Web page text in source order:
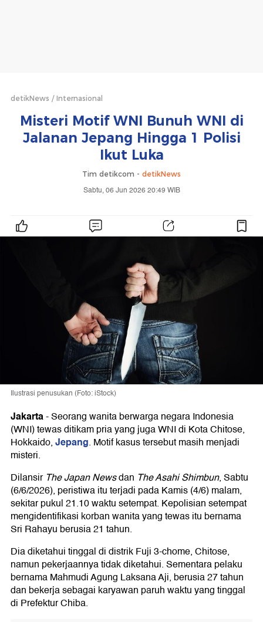
detikNews Internasional
Misteri Motif WNI Bunuh WNI di
Jalanan Jepang Hingga 1 Polisi
Ikut Luka
Tim detikcom - detikNews
Sabtu, 06 Jun 2026 20:49 WIB
Ilustrasi penusukan (Foto: iStock)
Jakarta-Seorang wanita berwarga negara Indonesia
(WNI) tewas ditikam pria yang juga WNI di Kota Chitose,
Hokkaido,Jepang. Motif kasus tersebut masih menjadi
misteri.
Dilansir The Japan Newsdan The Asahi Shimbun, Sabtu
(6/6/2026), peristiwa itu terjadi pada Kamis (4/6) malam,
sekitar pukul 21.10 waktu setempat. Kepolisian setempat
mengidentifikasi korban wanita yang tewas itu bernama
Sri Rahayu berusia 21 tahun.
Dia diketahui tinggal di distrik Fuji 3-chome, Chitose,
namun pekerjaannya tidak diketahui. Sementara pelaku
bernama Mahmudi Agung Laksana Aji, berusia 27 tahun
dan bekerja sebagai karyawan paruh waktu yang tinggal
di Prefektur Chiba.